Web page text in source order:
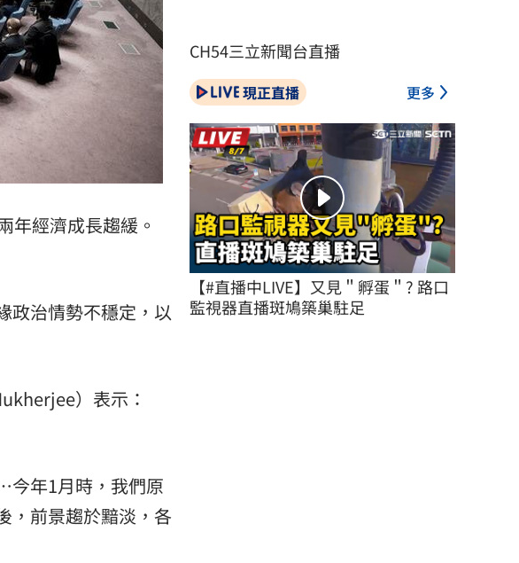
年經濟成長趨緩。
政治情勢不穩定，以
）表示：
今年1月時，我們原
，前景趨於黯淡，各
CH54三立新聞台直播
現正直播 更多
【#直播中LIVE】又見＂孵蛋＂? 路口
監視器直播斑鳩築巢駐足